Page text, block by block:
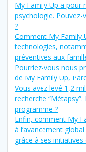
My Family Up a pour
psychologie.
?
Comment My Family
technologies,
préventives aux
Pourriez-vous nous
de My Family Up,
Vous avez levé 1,2
recherche
programme ?
Enfin, comment My
à l’avancement
grâce à ses initiatives